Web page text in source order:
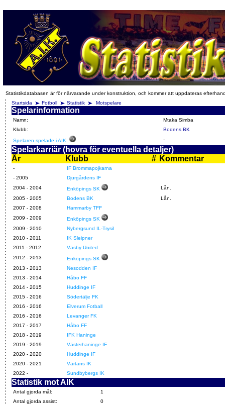
Statistikdatabasen är för närvarande under konstruktion, och kommer att uppdateras
Startsida
Fotboll Statistik Motspelare
Spelarinformation
Namn:
Mtaka Simba
Klubb:
Bodens BK
Spelaren spelade i AIK:
-
Spelarkarriär (hovra för eventuella detaljer)
År
Klubb # Kommentar
-
IF Brommapojkarna
- 2005
Djurgårdens IF
2004 - 2004 Enköpings SK
Lån.
2005 - 2005 Bodens BK
Lån.
2007 - 2008
Hammarby TFF
2009 - 2009
Enköpings SK
2009 - 2010
Nybergsund IL-Trysil
2010 - 2011
IK Sleipner
2011 - 2012
Väsby United
2012 - 2013
Enköpings SK
2013 - 2013
Nesodden IF
2013 - 2014
Håbo FF
2014 - 2015
Huddinge IF
2015 - 2016
Södertälje FK
2016 - 2016
Elverum Fotball
2016 - 2016
Levanger FK
2017 - 2017
Håbo FF
2018 - 2019
IFK Haninge
2019 - 2019
Västerhaninge IF
2020 - 2020
Huddinge IF
2020 - 2021
Värtans IK
2022 - Sundbybergs IK
Statistik mot AIK
Antal gjorda mål:
1
Antal gjorda assist:
0